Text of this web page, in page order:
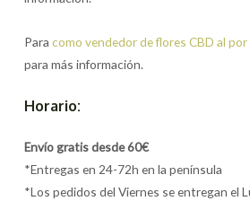
Paracomo vendedor de flores CBD al
para más información.
Horario:
Envío gratis desde 60€
*Entregas en 24-72h en la península
*Los pedidos del Viernes se entregan el